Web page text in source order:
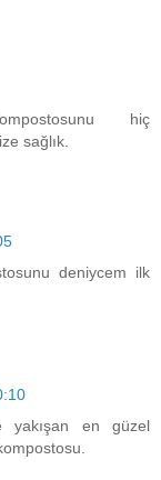
hiç
sağlık.
deniycem ilk
yakışan en güzel